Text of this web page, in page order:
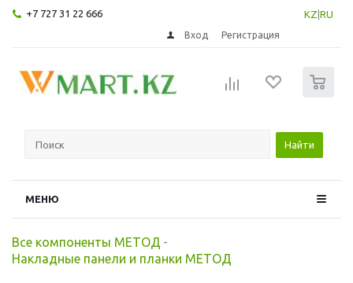
+7 727 31 22 666 KZ RU
Вход Регистрация
Найти
МЕНЮ
Все компоненты МЕТОД -
Накладные панели и планки МЕТОД